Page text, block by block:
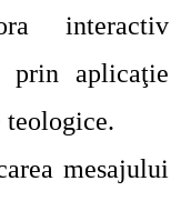
interactiv
prin aplicaţie
mesajului